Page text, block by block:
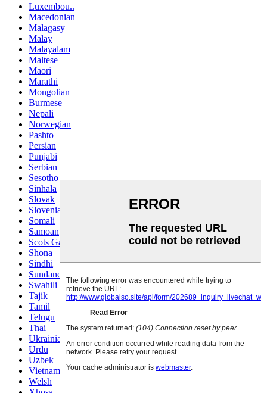
Luxembou..
Macedonian
Malagasy
Malay
Malayalam
Maltese
Maori
Marathi
Mongolian
Burmese
Nepali
Norwegian
Pashto
Persian
Punjabi
Serbian
Sesotho
Sinhala
Slovak
Slovenian
Somali
Samoan
Scots Gaelic
Shona
Sindhi
Sundanese
Swahili
Tajik
Tamil
Telugu
Thai
Ukrainian
Urdu
Uzbek
Vietnamese
Welsh